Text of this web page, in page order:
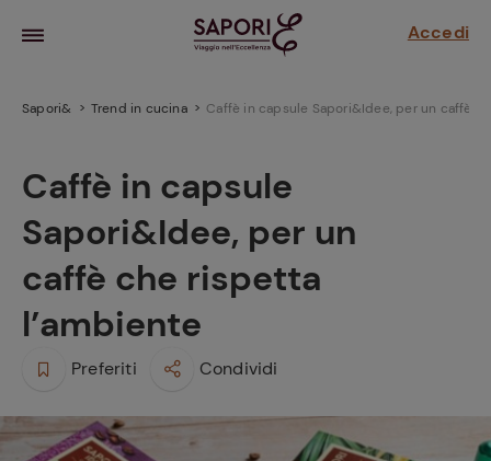
Accedi
frutta
sensi di
Sapori& Trend in cucina Caffè in capsule Sapori&Idee, per un caffè
Caffè in capsule
Sapori&Idee, per un
caffè che rispetta
l’ambiente
Preferiti Condividi